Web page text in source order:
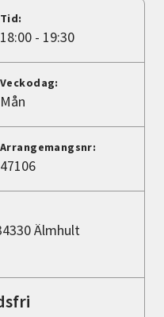
Tid:
18:00 - 19:30
Veckodag:
Mån
Arrangemangsnr:
47106
Älmhult